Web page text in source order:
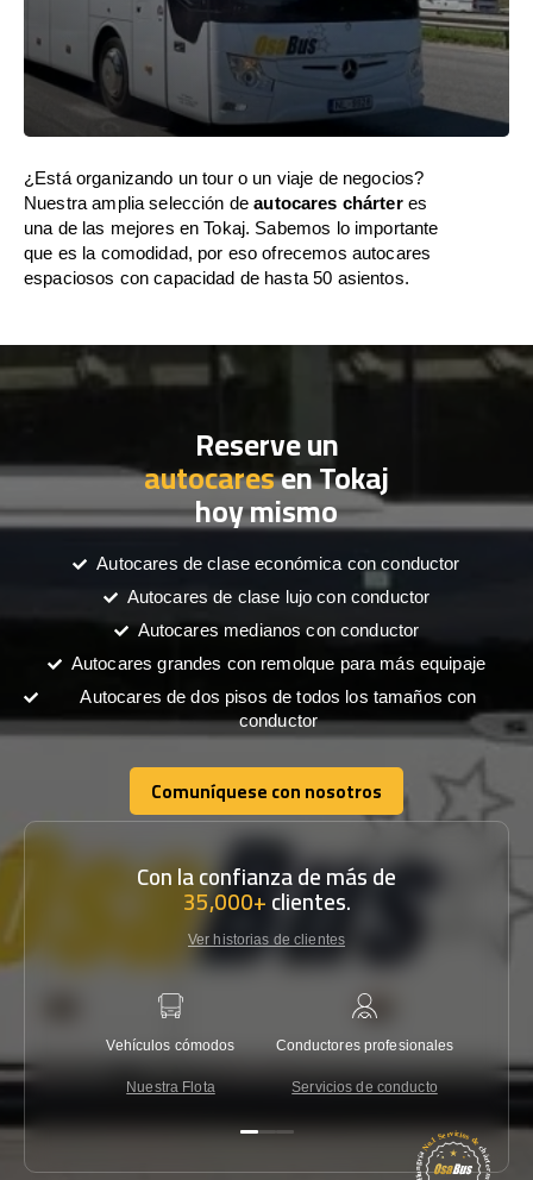
¿Está organizando un tour o un viaje de negocios?
Nuestra amplia selección deautocares chárteres
una de las mejores en Tokaj. Sabemos lo importante
que es la comodidad, por eso ofrecemos autocares
espaciosos con capacidad de hasta 50 asientos.
Reserve un
autocaresen Tokaj
hoy mismo
Autocares de clase económica con conductor
Autocares de clase lujo con conductor
Autocares medianos con conductor
Autocares grandes con remolque para más equipaje
Autocares de dos pisos de todos los tamaños con
conductor
Comuníquese con nosotros
Comuníquese con nosotros
Con la confianza de más de
35,000+clientes.
Ver historias de clientes
Vehículos cómodos
Nuestra Flota
Conductores profesionales
Servicios de conducto